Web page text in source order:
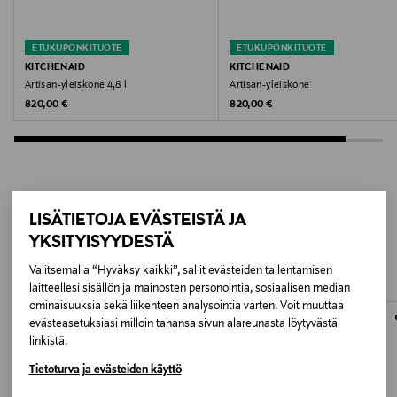
LISÄTIETOJA EVÄSTEISTÄ JA
YKSITYISYYDESTÄ
Valitsemalla “Hyväksy kaikki”, sallit evästeiden tallentamisen
laitteellesi sisällön ja mainosten personointia, sosiaalisen median
ominaisuuksia sekä liikenteen analysointia varten. Voit muuttaa
evästeasetuksiasi milloin tahansa sivun alareunasta löytyvästä
linkistä.
Tietoturva ja evästeiden käyttö
Väri
RED
Valmistajan tuotenumero
Valmistaja
Smeg Finland Oy
Valmistajan osoite
Dockplatsen 1, 211 19 Malmö, Sweden
ETUKUPONKITUOTE
KITCHENAID
Artisan-yleiskone 4,8 l
Original Price
820,00 €
ETUKUPONKITUOTE
KITCHENAID
Artisan-yleiskone
Original Price
820,00 €
LISÄÄ KIINNOSTAVIA
TUOTTEITA